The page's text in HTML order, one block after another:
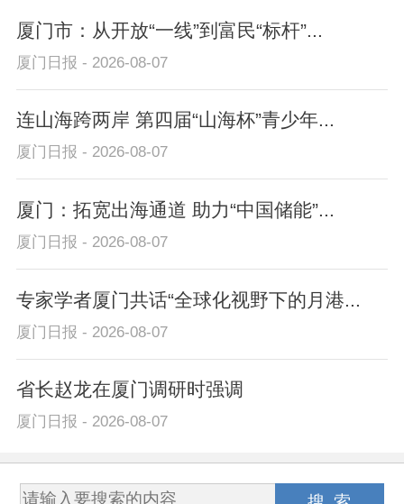
厦门市：从开放“一线”到富民“标杆”...
厦门日报 - 2026-08-07
连山海跨两岸 第四届“山海杯”青少年...
厦门日报 - 2026-08-07
厦门：拓宽出海通道 助力“中国储能”...
厦门日报 - 2026-08-07
专家学者厦门共话“全球化视野下的月港...
厦门日报 - 2026-08-07
省长赵龙在厦门调研时强调
厦门日报 - 2026-08-07